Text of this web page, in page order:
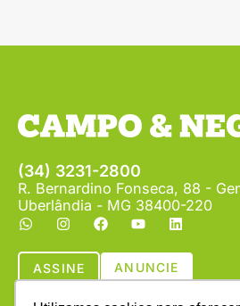
(34) 3231-2800
R. Bernardino Fonseca, 88 -
Uberlândia - MG 38400-220
ASSINE ANUNCIE